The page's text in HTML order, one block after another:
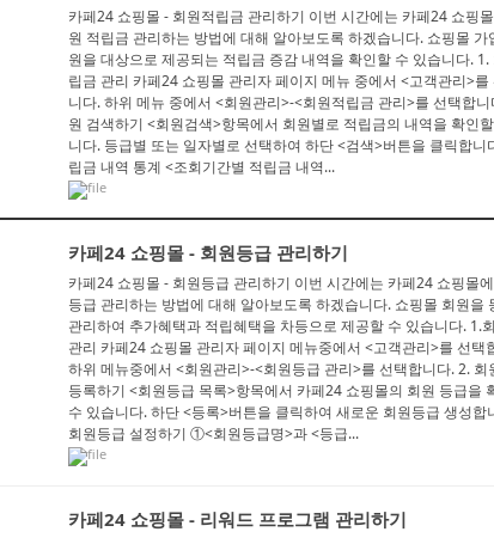
카페24 쇼핑몰 - 회원적립금 관리하기 이번 시간에는 카페24 쇼핑
원 적립금 관리하는 방법에 대해 알아보도록 하겠습니다. 쇼핑몰 가
원을 대상으로 제공되는 적립금 증감 내역을 확인할 수 있습니다. 1.
립금 관리 카페24 쇼핑몰 관리자 페이지 메뉴 중에서 <고객관리>를
니다. 하위 메뉴 중에서 <회원관리>-<회원적립금 관리>를 선택합니
원 검색하기 <회원검색>항목에서 회원별로 적립금의 내역을 확인
니다. 등급별 또는 일자별로 선택하여 하단 <검색>버튼을 클릭합니
립금 내역 통계 <조회기간별 적립금 내역...
카페24 쇼핑몰 - 회원등급 관리하기
카페24 쇼핑몰 - 회원등급 관리하기 이번 시간에는 카페24 쇼핑몰
등급 관리하는 방법에 대해 알아보도록 하겠습니다. 쇼핑몰 회원을
관리하여 추가혜택과 적립혜택을 차등으로 제공할 수 있습니다. 1.
관리 카페24 쇼핑몰 관리자 페이지 메뉴중에서 <고객관리>를 선택
하위 메뉴중에서 <회원관리>-<회원등급 관리>를 선택합니다. 2. 회
등록하기 <회원등급 목록>항목에서 카페24 쇼핑몰의 회원 등급을
수 있습니다. 하단 <등록>버튼을 클릭하여 새로운 회원등급 생성합
회원등급 설정하기 ①<회원등급명>과 <등급...
카페24 쇼핑몰 - 리워드 프로그램 관리하기